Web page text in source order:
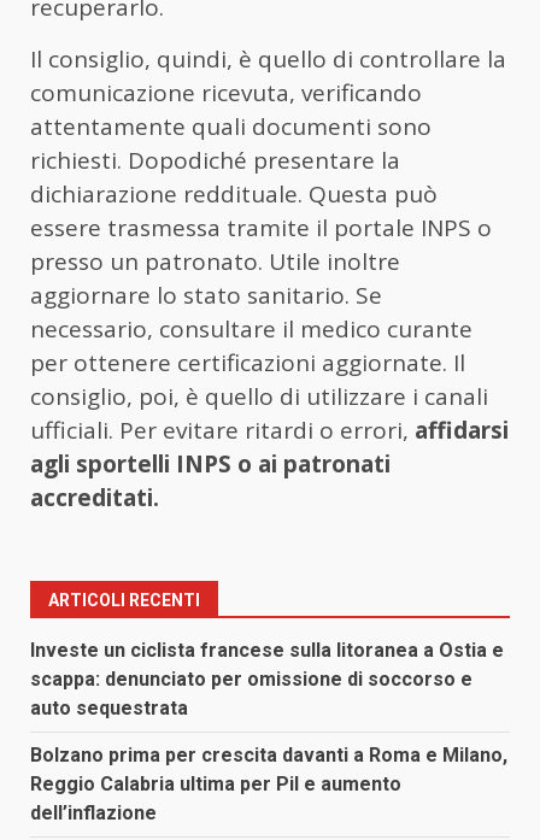
recuperarlo.
Il consiglio, quindi, è quello di controllare la
comunicazione ricevuta, verificando
attentamente quali documenti sono
richiesti. Dopodiché presentare la
dichiarazione reddituale. Questa può
essere trasmessa tramite il portale INPS o
presso un patronato. Utile inoltre
aggiornare lo stato sanitario. Se
necessario, consultare il medico curante
per ottenere certificazioni aggiornate. Il
consiglio, poi, è quello di utilizzare i canali
ufficiali. Per evitare ritardi o errori, affidarsi
agli sportelli INPS o ai patronati
accreditati.
ARTICOLI RECENTI
Investe un ciclista francese sulla litoranea a Ostia e
scappa: denunciato per omissione di soccorso e
auto sequestrata
Bolzano prima per crescita davanti a Roma e Milano,
Reggio Calabria ultima per Pil e aumento
dell’inflazione